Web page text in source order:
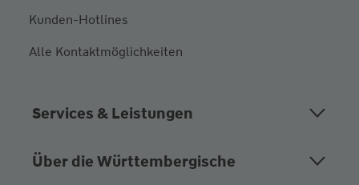
Kunden-Hotlines
Alle Kontaktmöglichkeiten
Services & Leistungen
Über die Württembergische